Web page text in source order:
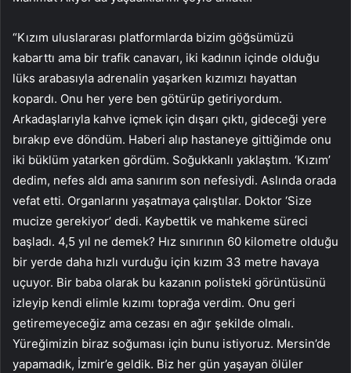
“Kızım uluslararası platformlarda bizim göğsümüzü
kabarttı ama bir trafik canavarı, iki kadının içinde olduğu
lüks arabasıyla adrenalin yaşarken kızımızı hayattan
kopardı. Onu her yere ben götürüp getiriyordum.
Arkadaşlarıyla kahve içmek için dışarı çıktı, gideceği yere
bırakıp eve döndüm. Haberi alıp hastaneye gittiğimde onu
iki büklüm yatarken gördüm. Soğukkanlı yaklaştım. ‘Kızım’
dedim, nefes aldı ama sanırım son nefesiydi. Aslında orada
vefat etti. Organlarını yaşatmaya çalıştılar. Doktor ‘Size
mucize gerekiyor’ dedi. Kaybettik ve mahkeme süreci
başladı. 4,5 yıl ne demek? Hız sınırının 60 kilometre olduğu
bir yerde daha hızlı vurduğu için kızım 33 metre havaya
uçuyor. Bir baba olarak bu kazanın polisteki görüntüsünü
izleyip kendi elimle kızımı toprağa verdim. Onu geri
getiremeyeceğiz ama cezası en ağır şekilde olmalı.
Yüreğimizin biraz soğuması için bunu istiyoruz. Mersin’de
yapamadık, İzmir’e geldik. Biz her gün yaşayan ölüler